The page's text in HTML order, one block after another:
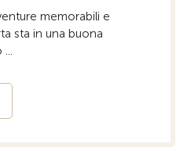
memorabili e
sta in una buona